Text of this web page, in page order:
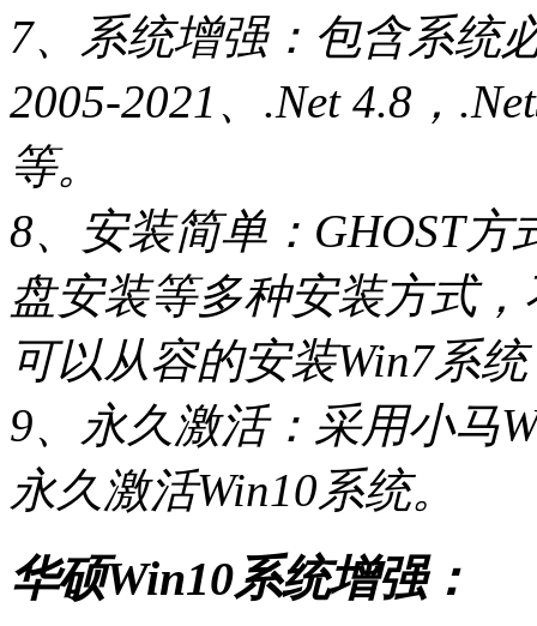
7、系统增强：包含系统
2005-2021、.Net 4.8，
等。
8、安装简单：GHOST
盘安装等多种安装方式
可以从容的安装Win7系统
9、永久激活：采用小马
永久激活Win10系统。
华硕Win10系统增强：